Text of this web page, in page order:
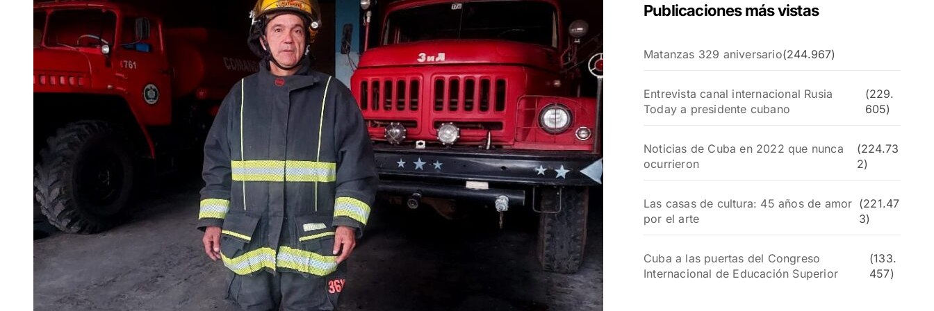
Publicaciones más vistas
Matanzas 329 aniversario(244.967)
Entrevista canal internacional Rusia
Today a presidente cubano
(229.
605)
Noticias de Cuba en 2022 que nunca
ocurrieron
(224.73
2)
Las casas de cultura: 45 años de amor
por el arte
(221.47
3)
Cuba a las puertas del Congreso
Internacional de Educación Superior
(133.
457)